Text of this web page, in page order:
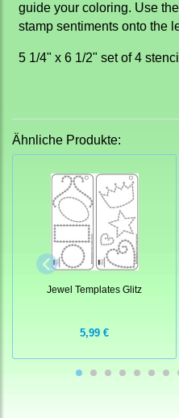
guide your coloring. Use
stamp sentiments onto the
5 1/4" x 6 1/2" set of 4
Ähnliche Produkte:
Jewel Templates Glitz
5,99 €